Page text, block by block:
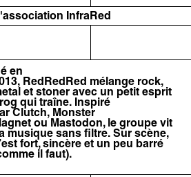
InfraRed
en
RedRedRed mélange rock,
et stoner avec un petit esprit
qui traîne.
Inspiré
Clutch, Monster
ou Mastodon, le groupe vit
musique sans filtre. Sur scène,
fort, sincère et un peu barré
il faut).